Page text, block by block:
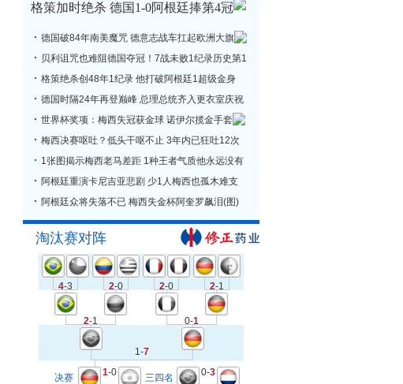
格策加时绝杀 德国1-0阿根廷捧第4冠
德国破84年南美魔咒 德意志战车扛起欧洲大旗
贝利诅咒也难阻德国夺冠！7战未败1纪录历史第1
格策绝杀创48年1纪录 他打破阿根廷1超级金身
德国时隔24年再登巅峰 总理总统齐入更衣室庆祝
世界杯奖项：梅西失冠获金球 诺伊尔揽金手套
梅西决赛呕吐？低头干呕不止 3年内已狂吐12次
1张图揭示梅西老马差距 1种王者气质他永远没有
阿根廷重演卡尼吉亚悲剧 少1人梅西也孤木难支
阿根廷众将失落不已 梅西失金杯阿奎罗飙泪(图)
淘汰赛对阵
4-3 2-0 2-0 2-1
2-1 0-1
1-7
1-0 0-3
决赛 三四名